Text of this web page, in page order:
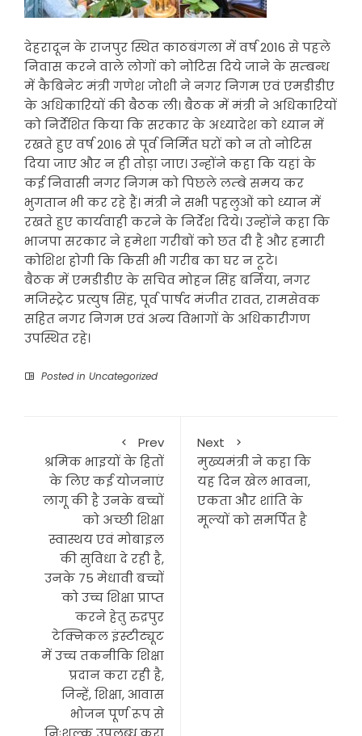
देहरादून के राजपुर स्थित काठबंगला में वर्ष 2016 से पहले
निवास करने वाले लोगों को नोटिस दिये जाने के सम्बन्ध
में कैबिनेट मंत्री गणेश जोशी ने नगर निगम एवं एमडीडीए
के अधिकारियों की बैठक ली। बैठक में मंत्री ने अधिकारियों
को निर्देशित किया कि सरकार के अध्यादेश को ध्यान में
रखते हुए वर्ष 2016 से पूर्व निर्मित घरों को न तो नोटिस
दिया जाए और न ही तोड़ा जाए। उन्होंने कहा कि यहां के
कई निवासी नगर निगम को पिछले लम्बे समय कर
भुगतान भी कर रहे हैं। मंत्री ने सभी पहलुओं को ध्यान में
रखते हुए कार्यवाही करने के निर्देश दिये। उन्होंने कहा कि
भाजपा सरकार ने हमेशा गरीबों को छत दी है और हमारी
कोशिश होगी कि किसी भी गरीब का घर न टूटे।
बैठक में एमडीडीए के सचिव मोहन सिंह बर्निया, नगर
मजिस्ट्रेट प्रत्युष सिंह, पूर्व पार्षद मंजीत रावत, रामसेवक
सहित नगर निगम एवं अन्य विभागों के अधिकारीगण
उपस्थित रहे।
Posted in Uncategorized
Prev
श्रमिक भाइयों के हितों
के लिए कई योजनाएं
लागू की है उनके बच्चों
को अच्छी शिक्षा
स्वास्थय एवं मोबाइल
की सुविधा दे रही है,
उनके 75 मेधावी बच्चों
को उच्च शिक्षा प्राप्त
करने हेतु रुद्रपुर
टेक्निकल इंस्टीट्यूट
में उच्च तकनीकि शिक्षा
प्रदान करा रही है,
जिन्हें, शिक्षा, आवास
भोजन पूर्ण रूप से
Next
मुख्यमंत्री ने कहा कि
यह दिन खेल भावना,
एकता और शांति के
मूल्यों को समर्पित है